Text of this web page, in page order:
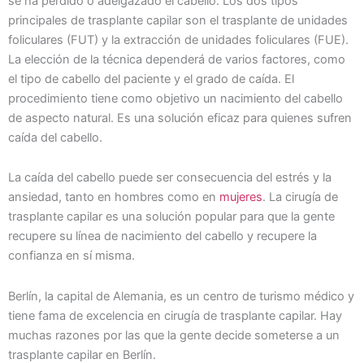
principales de trasplante capilar son el trasplante de unidades
foliculares (FUT) y la extracción de unidades foliculares (FUE).
La elección de la técnica dependerá de varios factores, como
el tipo de cabello del paciente y el grado de caída. El
procedimiento tiene como objetivo un nacimiento del cabello
de aspecto natural. Es una solución eficaz para quienes sufren
caída del cabello.
La caída del cabello puede ser consecuencia del estrés y la
ansiedad, tanto en hombres como en mujeres. La cirugía de
trasplante capilar es una solución popular para que la gente
recupere su línea de nacimiento del cabello y recupere la
confianza en sí misma.
Berlín, la capital de Alemania, es un centro de turismo médico y
tiene fama de excelencia en cirugía de trasplante capilar. Hay
muchas razones por las que la gente decide someterse a un
trasplante capilar en Berlín.